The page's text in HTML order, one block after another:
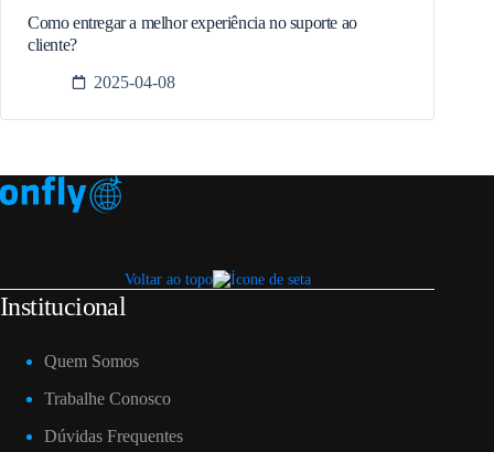
Como entregar a melhor experiência no suporte ao
cliente?
2025-04-08
Voltar ao topo
Institucional
Quem Somos
Trabalhe Conosco
Dúvidas Frequentes